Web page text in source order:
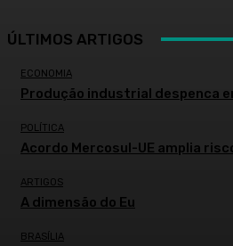
ÚLTIMOS ARTIGOS
ECONOMIA
Produção industrial despenca
POLÍTICA
Acordo Mercosul-UE amplia
ARTIGOS
A dimensão do Eu
BRASÍLIA